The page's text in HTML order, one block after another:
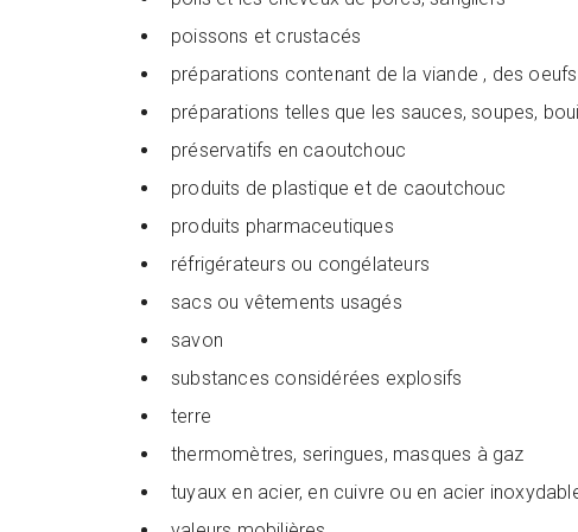
poissons et crustacés
préparations contenant de la viande , des
préparations telles que les sauces, soupes,
préservatifs en caoutchouc
produits de plastique et de caoutchouc
produits pharmaceutiques
réfrigérateurs ou congélateurs
sacs ou vêtements usagés
savon
substances considérées explosifs
terre
thermomètres, seringues, masques à gaz
tuyaux en acier, en cuivre ou en acier